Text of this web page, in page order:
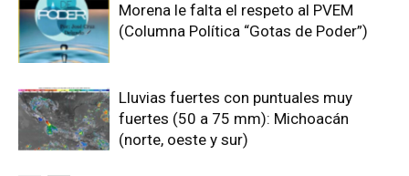
Morena le falta el respeto al PVEM
(Columna Política “Gotas de Poder”)
Lluvias fuertes con puntuales muy
fuertes (50 a 75 mm): Michoacán
(norte, oeste y sur)